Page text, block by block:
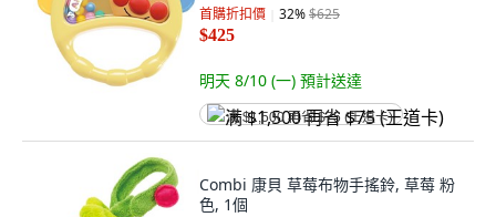
首購折扣價 32%$625
$425
明天 8/10 (一) 預計送達
满 $1,500 再省 $75 (王道卡)
Combi 康貝 草莓布物手搖鈴, 草莓 粉
色, 1個